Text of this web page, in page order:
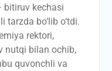
kechasi
tarzda bo‘lib o‘tdi.
rektori,
nutqi bilan ochib,
quvonchli va